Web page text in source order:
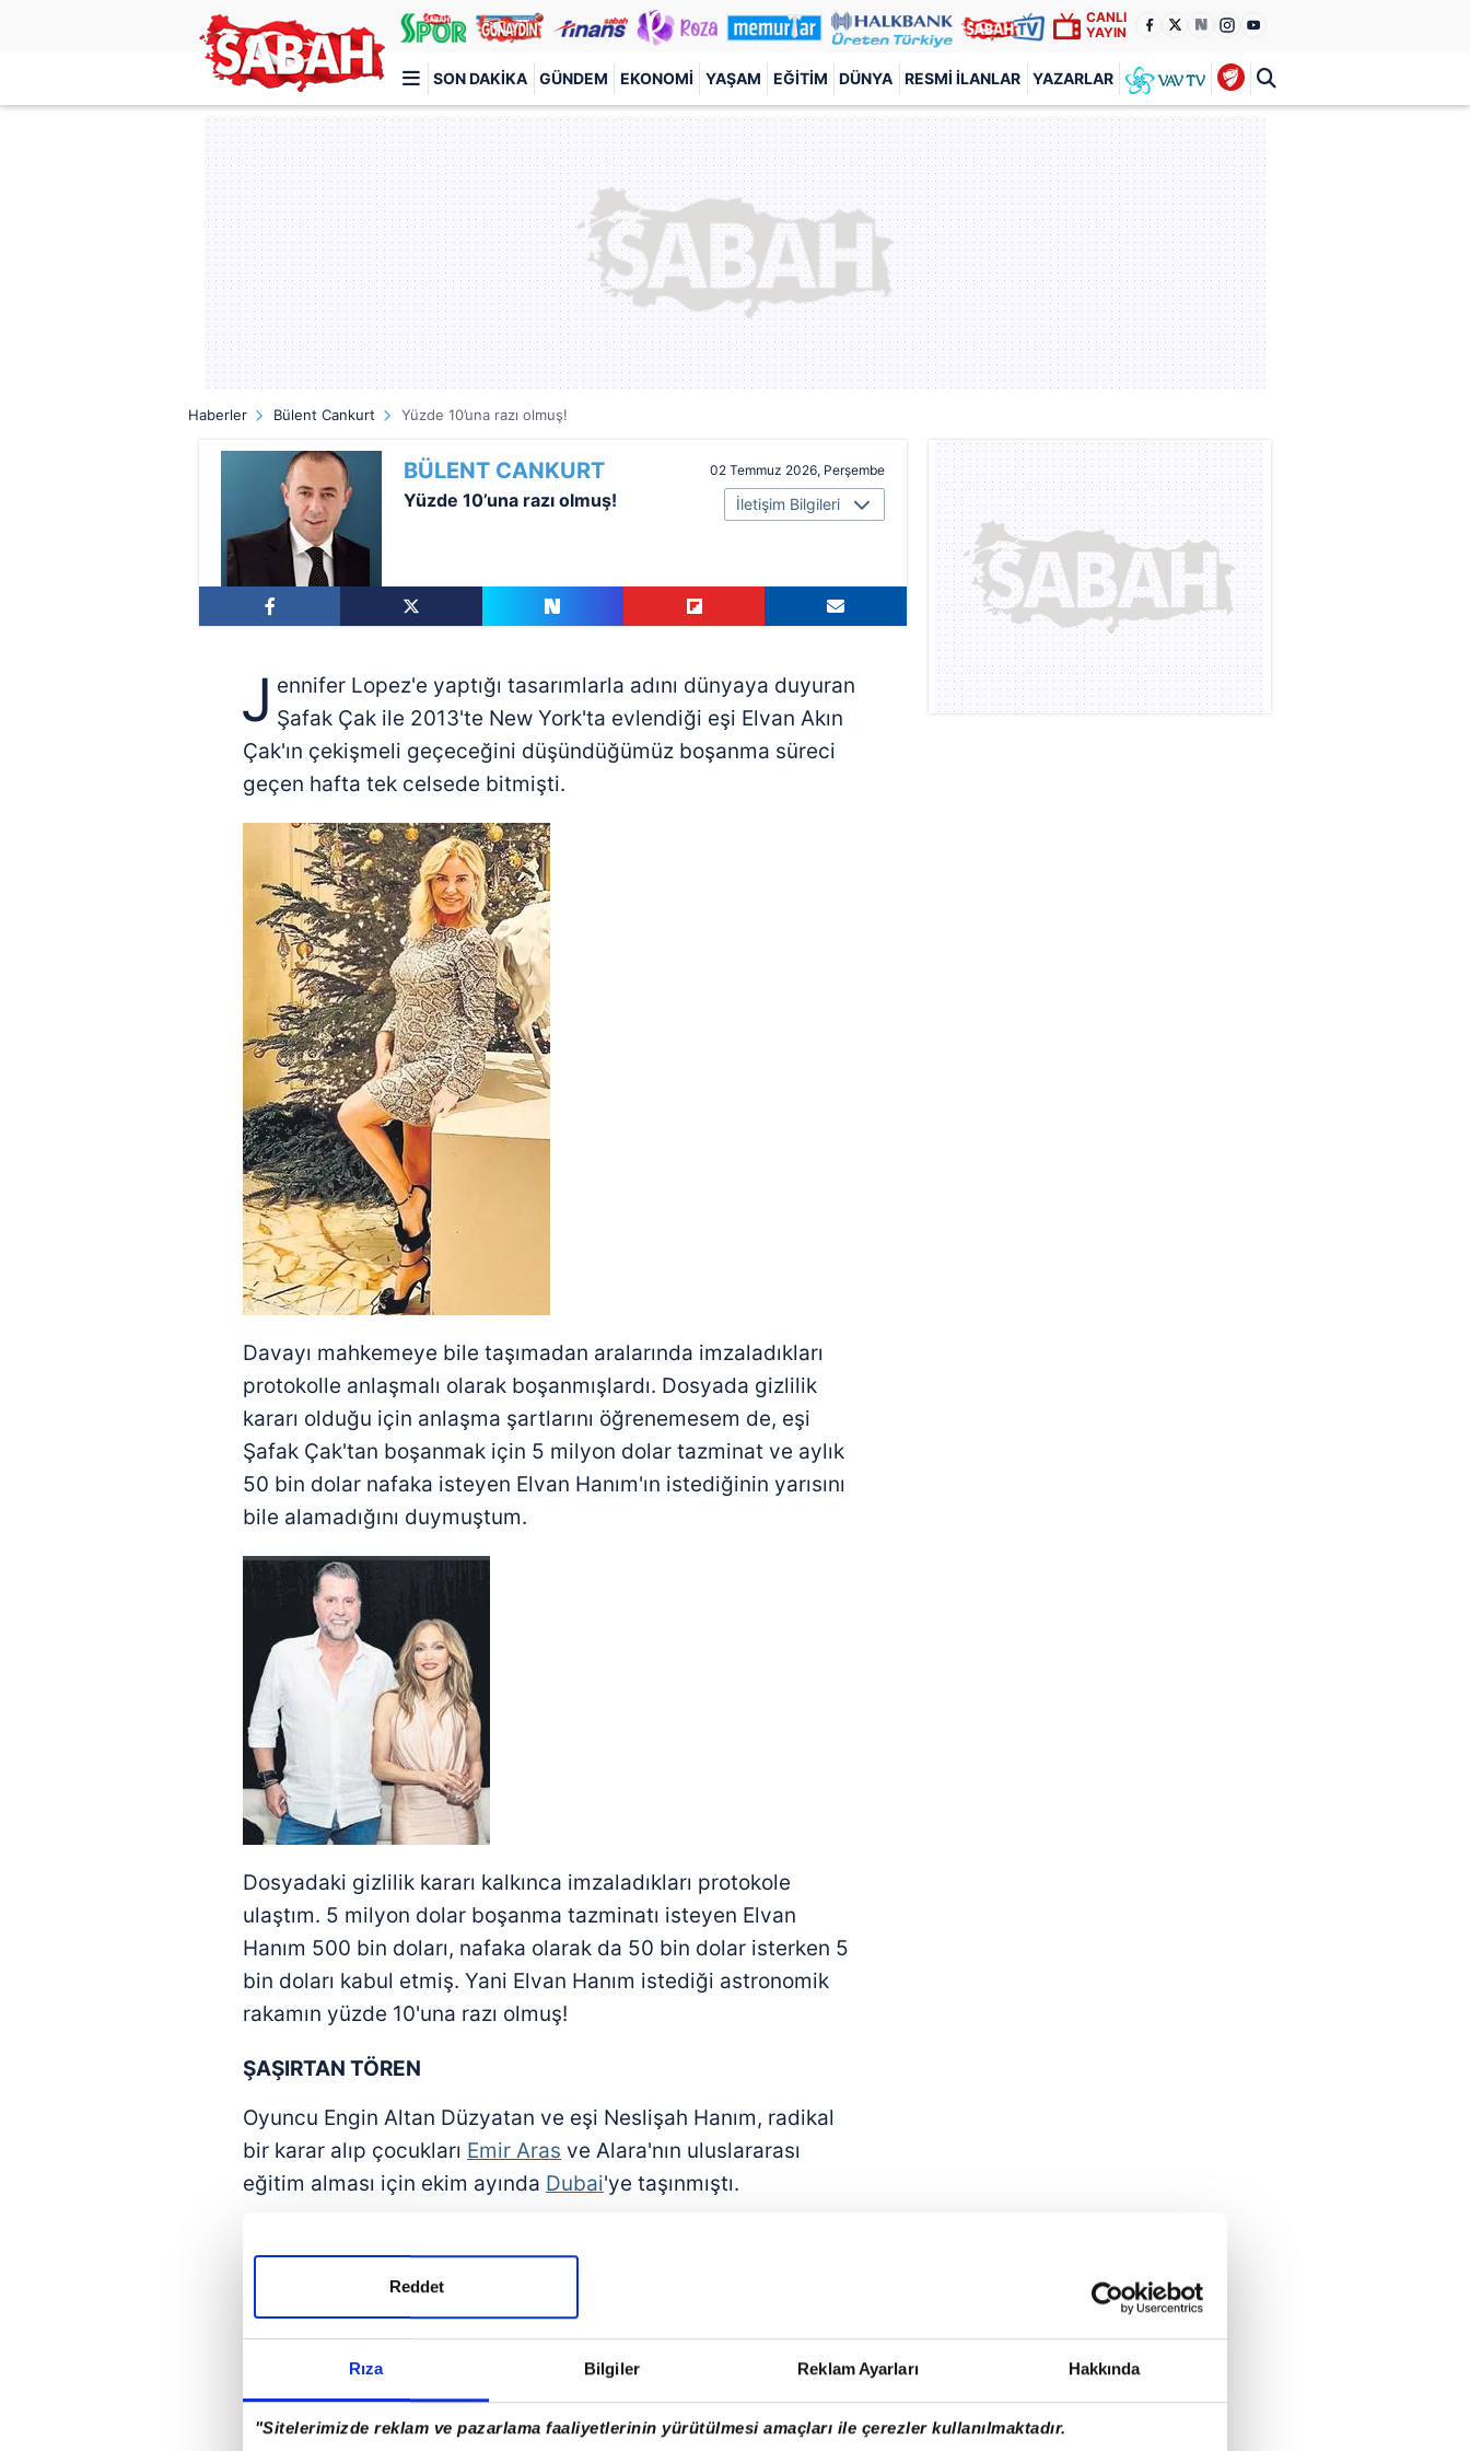
Rıza Bilgiler Reklam Ayarları Hakkında
"Sitelerimizde reklam ve pazarlama faaliyetlerinin yürütülmesi amaçları ile çerezler kullanılmaktadır.
Reddet
CANLI
YAYIN
SON DAKIKA GÜNDEM EKONOMI YAŞAM EĞITIM DÜNYA RESMI İLANLAR YAZARLAR
Türkiye'nin en iyi haber sitesi
Haberler Bülent Cankurt Yüzde 10’una razı olmuş!
İletişim Bilgileri
02 Temmuz 2026, Perşembe
BÜLENT CANKURT
Yüzde 10’una razı olmuş!
J ennifer Lopez'e yaptığı tasarımlarla adını dünyaya duyuran
Şafak Çak ile 2013'te New York'ta evlendiği eşi Elvan Akın
Çak'ın çekişmeli geçeceğini düşündüğümüz boşanma süreci
geçen hafta tek celsede bitmişti.
Davayı mahkemeye bile taşımadan aralarında imzaladıkları
protokolle anlaşmalı olarak boşanmışlardı. Dosyada gizlilik
kararı olduğu için anlaşma şartlarını öğrenemesem de, eşi
Şafak Çak'tan boşanmak için 5 milyon dolar tazminat ve aylık
50 bin dolar nafaka isteyen Elvan Hanım'ın istediğinin yarısını
bile alamadığını duymuştum.
Dosyadaki gizlilik kararı kalkınca imzaladıkları protokole
ulaştım. 5 milyon dolar boşanma tazminatı isteyen Elvan
Hanım 500 bin doları, nafaka olarak da 50 bin dolar isterken 5
bin doları kabul etmiş. Yani Elvan Hanım istediği astronomik
rakamın yüzde 10'una razı olmuş!
ŞAŞIRTAN TÖREN
Oyuncu Engin Altan Düzyatan ve eşi Neslişah Hanım, radikal
bir karar alıp çocukları Emir Aras ve Alara'nın uluslararası
eğitim alması için ekim ayında Dubai'ye taşınmıştı.